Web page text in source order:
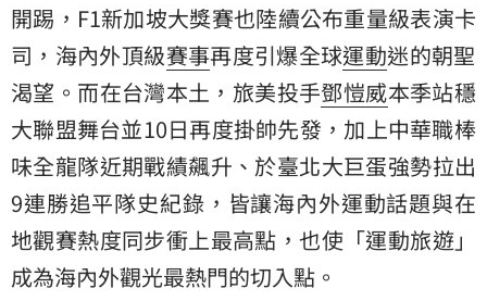
開踢，F1新加坡大獎賽也陸續公布重量級表演卡
司，海內外頂級賽事再度引爆全球運動迷的朝聖
渴望。而在台灣本土，旅美投手鄧愷威本季站穩
大聯盟舞台並10日再度掛帥先發，加上中華職棒
味全龍隊近期戰績飆升、於臺北大巨蛋強勢拉出
9連勝追平隊史紀錄，皆讓海內外運動話題與在
地觀賽熱度同步衝上最高點，也使「運動旅遊」
成為海內外觀光最熱門的切入點。